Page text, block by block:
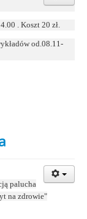
. Koszt 20 zł.
od.08.11-
palucha
na zdrowie"